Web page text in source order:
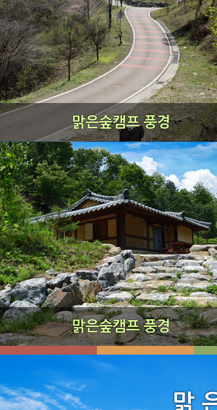
맑은숲캠프 풍경
맑은숲캠프 풍경
맑